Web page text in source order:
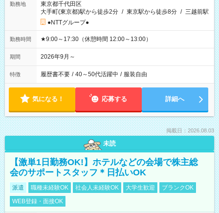
勤務地
東京都千代田区
大手町(東京都)駅から徒歩2分 / 東京駅から徒歩8分 / 三越前駅
●NTTグループ●
勤務時間 ★9:00～17:30（休憩時間 12:00～13:00）
期間 2026年9月～
特徴 履歴書不要 / 40～50代活躍中 / 服装自由
気になる！ 応募する 詳細へ
掲載日：2026.08.03
未読
【激単1日勤務OK!】ホテルなどの会場で株主総
会のサポートスタッフ＊日払いOK
派遣 職種未経験OK 社会人未経験OK 大学生歓迎
ブランクOK
WEB登録・面接OK